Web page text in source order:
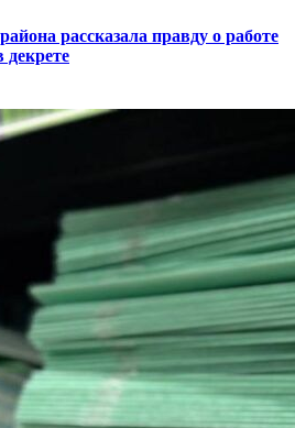
рассказала правду о работе